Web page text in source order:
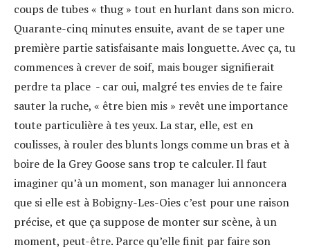
coups de tubes « thug » tout en hurlant dans son micro.
Quarante-cinq minutes ensuite, avant de se taper une
première partie satisfaisante mais longuette. Avec ça, tu
commences à crever de soif, mais bouger signifierait
perdre ta place - car oui, malgré tes envies de te faire
sauter la ruche, « être bien mis » revêt une importance
toute particulière à tes yeux. La star, elle, est en
coulisses, à rouler des blunts longs comme un bras et à
boire de la Grey Goose sans trop te calculer. Il faut
imaginer qu’à un moment, son manager lui annoncera
que si elle est à Bobigny-Les-Oies c’est pour une raison
précise, et que ça suppose de monter sur scène, à un
moment, peut-être. Parce qu’elle finit par faire son